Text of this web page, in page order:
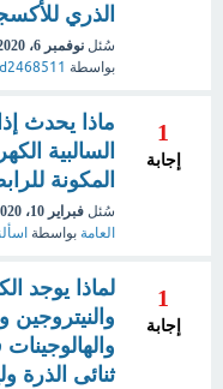
الذري
سُئل نوفمبر 6، 2020
بواسطة
1
إجابة
ماذا يحدث
السالبية
المكونة
سُئل فبراير 10، 2020
العامة بواسطة
1
إجابة
لماذا يوجد
والنيتروجين
ثنائى الذرة